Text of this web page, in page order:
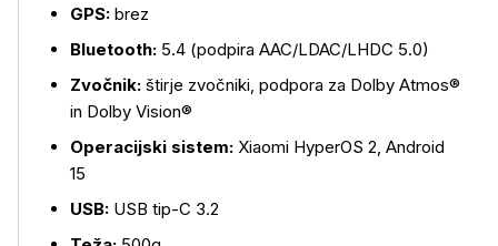
GPS: brez
Bluetooth: 5.4 (podpira AAC/LDAC/LHDC 5.0)
Zvočnik: štirje zvočniki, podpora za Dolby Atmos®
in Dolby Vision®
Operacijski sistem: Xiaomi HyperOS 2, Android
15
USB: USB tip-C 3.2